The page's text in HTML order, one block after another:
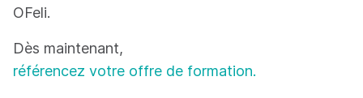
OFeli.
Dès maintenant,
référencez votre offre de formation.